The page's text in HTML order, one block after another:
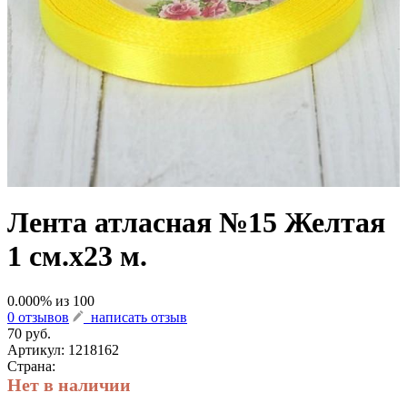
Лента атласная №15 Желтая
1 см.х23 м.
0.000% из 100
0 отзывов
написать отзыв
70 руб.
Артикул: 1218162
Страна:
Нет в наличии